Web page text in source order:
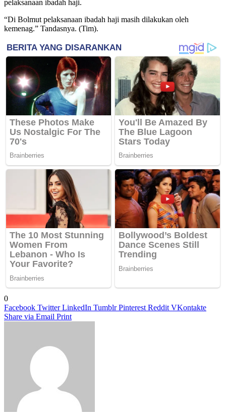
pelaksanaan ibadah haji.
“Di Bolmut pelaksanaan ibadah haji masih dilakukan oleh
kemenag.” Tandasnya. (Tim).
0
Facebook Twitter LinkedIn Tumblr Pinterest Reddit VKontakte
Share via Email Print